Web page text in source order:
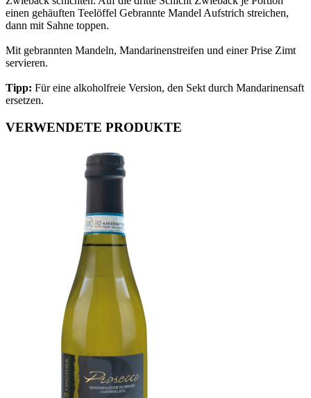
einen gehäuften Teelöffel Gebrannte Mandel Aufstrich streichen,
dann mit Sahne toppen.
Mit gebrannten Mandeln, Mandarinenstreifen und einer Prise Zimt
servieren.
Tipp: Für eine alkoholfreie Version, den Sekt durch Mandarinensaft
ersetzen.
VERWENDETE PRODUKTE